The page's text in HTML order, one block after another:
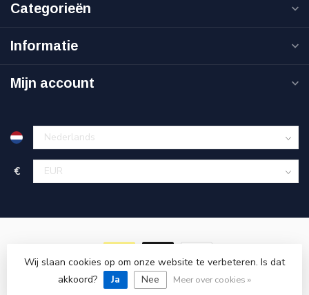
Categorieën
Informatie
Mijn account
€
© Copyright 2026 Goedkoopgereedschap.nl
Wij slaan cookies op om onze website te verbeteren. Is dat
akkoord?
Ja Nee Meer over cookies »